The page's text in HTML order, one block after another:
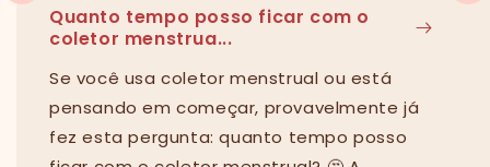
Quanto tempo posso ficar com o
coletor menstrua...
Se você usa coletor menstrual ou está
pensando em começar, provavelmente já
fez esta pergunta: quanto tempo posso